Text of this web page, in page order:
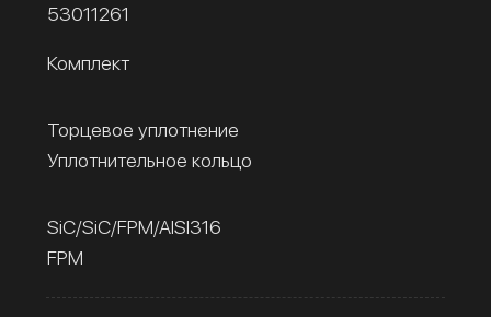
53011261
Комплект
Торцевое уплотнение
Уплотнительное кольцо
SiC/SiC/FPM/AISI316
FPM